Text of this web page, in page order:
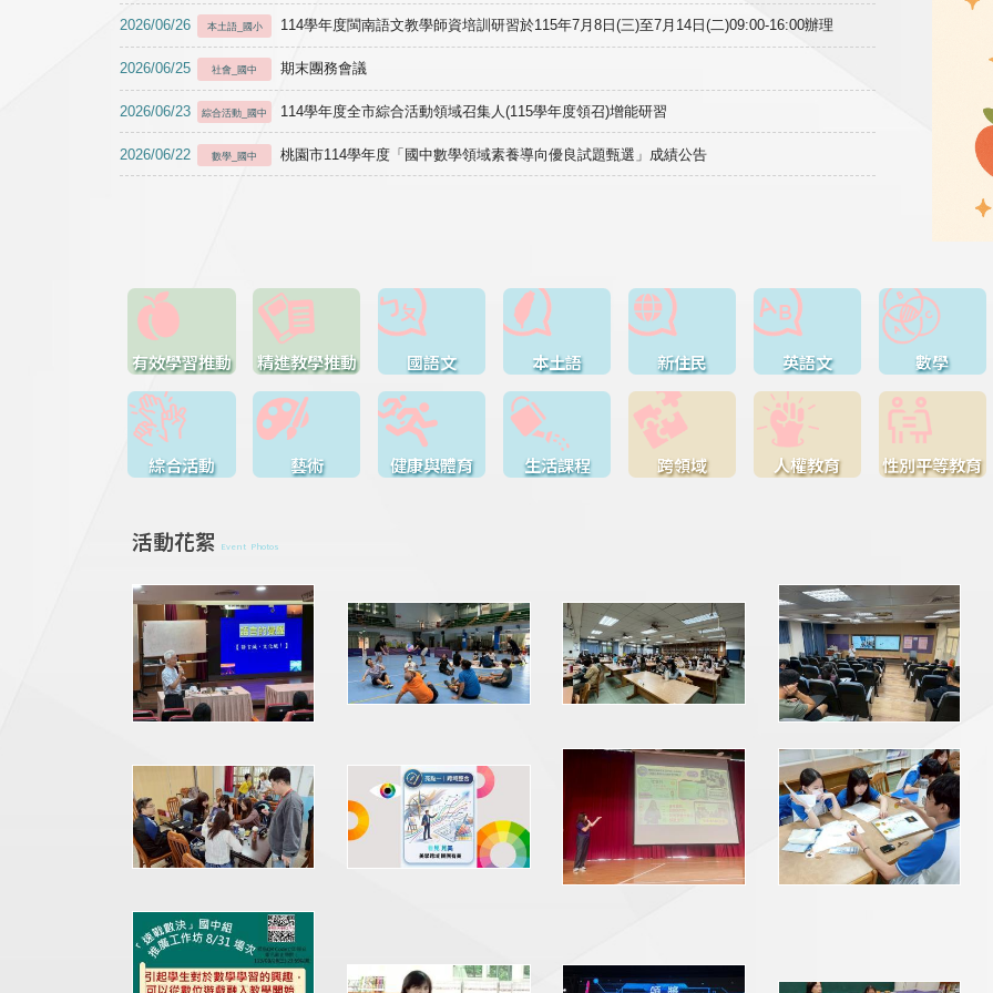
2026/06/26 本土語_國小 114學年度閩南語文教學師資培訓研習於115年7月8日(三)至7月14日(二)09:00-16:00辦理
2026/06/25 社會_國中 期末團務會議
2026/06/23 綜合活動_國中 114學年度全市綜合活動領域召集人(115學年度領召)增能研習
2026/06/22 數學_國中 桃園市114學年度「國中數學領域素養導向優良試題甄選」成績公告
有效學習推動 精進教學推動 國語文 本土語 新住民 英語文 數學
綜合活動 藝術 健康與體育 生活課程 跨領域 人權教育 性別平等教育
活動花絮 Event Photos